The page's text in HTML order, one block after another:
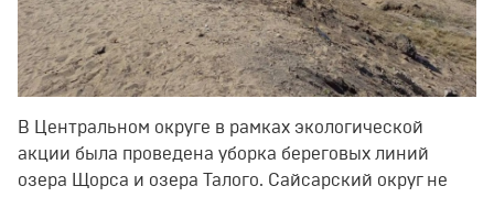
В Центральном округе в рамках экологической
акции была проведена уборка береговых линий
озера Щорса и озера Талого. Сайсарский округ не